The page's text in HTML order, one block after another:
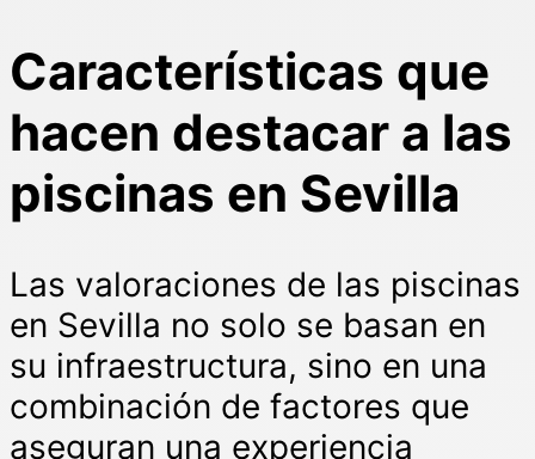
Características que
hacen destacar a las
piscinas en Sevilla
Las valoraciones de las piscinas
en Sevilla no solo se basan en
su infraestructura, sino en una
combinación de factores que
aseguran una experiencia